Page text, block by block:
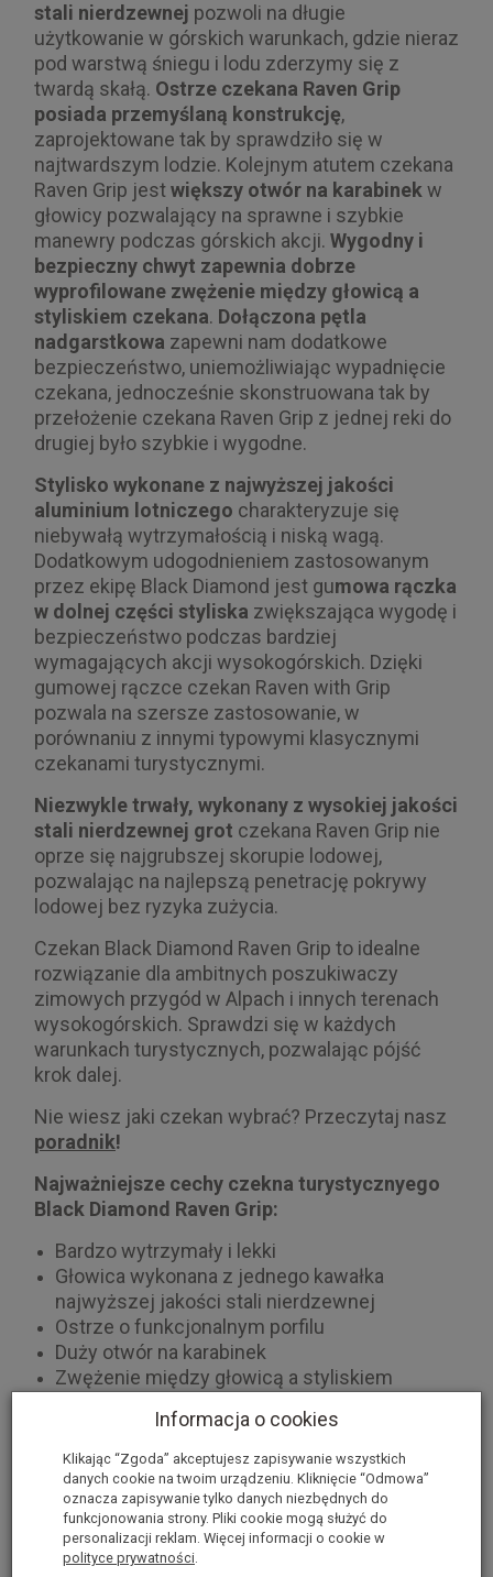
stali nierdzewnej pozwoli na długie
użytkowanie w górskich warunkach, gdzie nieraz
pod warstwą śniegu i lodu zderzymy się z
twardą skałą. Ostrze czekana Raven Grip
posiada przemyślaną konstrukcję,
zaprojektowane tak by sprawdziło się w
najtwardszym lodzie. Kolejnym atutem czekana
Raven Grip jestwiększy otwór na karabinek w
głowicy pozwalający na sprawne i szybkie
manewry podczas górskich akcji. Wygodny i
bezpieczny chwyt zapewnia dobrze
wyprofilowane zwężenie między głowicą a
styliskiem czekana. Dołączona pętla
nadgarstkowa zapewni nam dodatkowe
bezpieczeństwo, uniemożliwiając wypadnięcie
czekana, jednocześnie skonstruowana tak by
przełożenie czekana Raven Grip z jednej reki do
drugiej było szybkie i wygodne.
Stylisko wykonane z najwyższej jakości
aluminium lotniczego charakteryzuje się
niebywałą wytrzymałością i niską wagą.
Dodatkowym udogodnieniem zastosowanym
przez ekipę Black Diamond jest gumowa rączka
w dolnej części styliska zwiększająca wygodę i
bezpieczeństwo podczas bardziej
wymagających akcji wysokogórskich. Dzięki
gumowej rączce czekan Raven with Grip
pozwala na szersze zastosowanie, w
porównaniu z innymi typowymi klasycznymi
czekanami turystycznymi.
Niezwykle trwały, wykonany z wysokiej jakości
stali nierdzewnej grot czekana Raven Grip nie
oprze się najgrubszej skorupie lodowej,
pozwalając na najlepszą penetrację pokrywy
lodowej bez ryzyka zużycia.
Czekan Black Diamond Raven Grip to idealne
rozwiązanie dla ambitnych poszukiwaczy
zimowych przygód w Alpach i innych terenach
wysokogórskich. Sprawdzi się w każdych
warunkach turystycznych, pozwalając pójść
krok dalej.
Nie wiesz jaki czekan wybrać? Przeczytaj nasz
poradnik!
Najważniejsze cechy czekna turystycznyego
Black Diamond Raven Grip:
Bardzo wytrzymały i lekki
Głowica wykonana z jednego kawałka
najwyższej jakości stali nierdzewnej
Ostrze o funkcjonalnym porfilu
Duży otwór na karabinek
Zwężenie między głowicą a styliskiem
Pętla nadgarstkowa zaprojektowana tak by
zapewnić maksimum bezpieczeństwai
wygody
Stylisko wykonane z ultra lekkiego
wytrzymałego aluminium lotniczego
Gumowy uchwyt w dolnej części styliska
Informacja o cookies
Klikając “Zgoda” akceptujesz zapisywanie wszystkich
danych cookie na twoim urządzeniu. Kliknięcie “Odmowa”
oznacza zapisywanie tylko danych niezbędnych do
funkcjonowania strony. Pliki cookie mogą służyć do
personalizacji reklam. Więcej informacji o cookie w
polityce prywatności